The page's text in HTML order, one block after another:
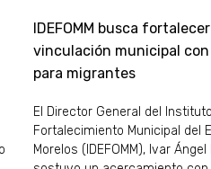
IDEFOMM busca
vinculación municipal
para migrantes
El Director General del
Fortalecimiento Municipal del
Morelos (IDEFOMM), Ivar